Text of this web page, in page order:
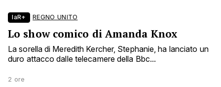
laR+ REGNO UNITO
Lo show comico di Amanda Knox
La sorella di Meredith Kercher, Stephanie, ha lanciato un
duro attacco dalle telecamere della Bbc...
2 ore